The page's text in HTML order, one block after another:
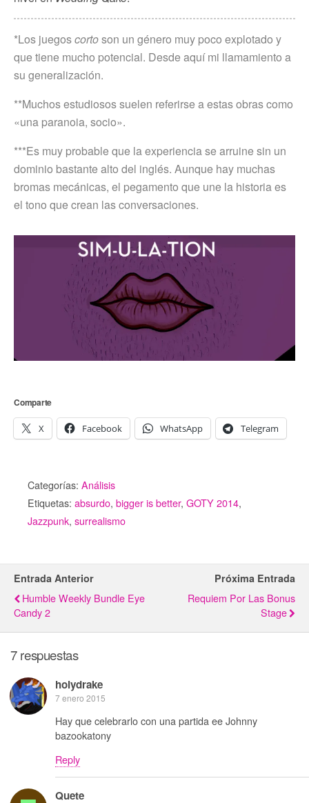
*Los juegoscortoson un género muy poco explotado y
que tiene mucho potencial. Desde aquí mi llamamiento a
su generalización.
**Muchos estudiosos suelen referirse a estas obras como
«una paranoia, socio».
***Es muy probable que la experiencia se arruine sin un
dominio bastante alto del inglés. Aunque hay muchas
bromas mecánicas, el pegamento que une la historia es
el tono que crean las conversaciones.
Comparte
X Facebook WhatsApp Telegram
Categorías: Análisis
Etiquetas: absurdo, bigger is better, GOTY 2014,
Jazzpunk, surrealismo
Entrada Anterior
Humble Weekly Bundle Eye
Candy 2
Próxima Entrada
Requiem Por Las Bonus
Stage
7 respuestas
holydrake
7 enero 2015
Hay que celebrarlo con una partida ee Johnny
bazookatony
Reply
Quete